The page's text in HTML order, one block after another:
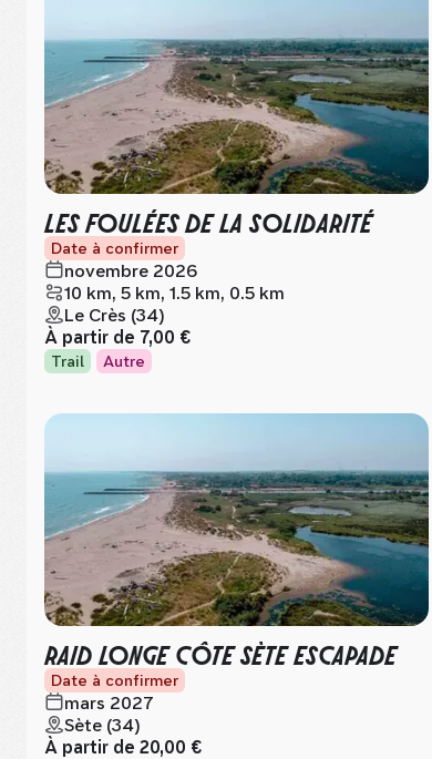
LES FOULÉES DE LA SOLIDARITÉ
Date à confirmer
novembre 2026
10 km, 5 km, 1.5 km, 0.5 km
Le Crès (34)
À partir de 7,00 €
Trail Autre
RAID LONGE CÔTE SÈTE ESCAPADE
Date à confirmer
mars 2027
Sète (34)
À partir de 20,00 €